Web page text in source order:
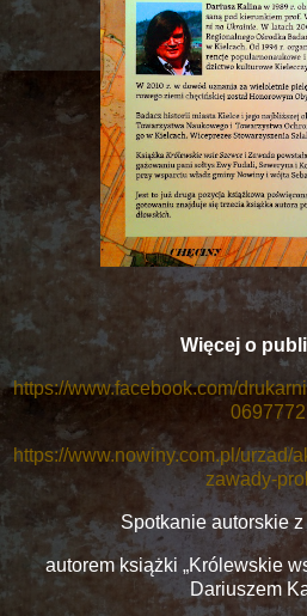
Więcej o
https://www.facebook.com/
0697772
https://www.nowiny.com.pl/urzad/
zawady-
Spotkanie autorskie
autorem książki „Królewskie
Dariuszem